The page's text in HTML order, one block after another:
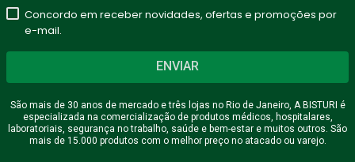
★★★★★
Seu nome
Endereço de email
Concordo em receber novidades, ofertas e promoções por
e-mail.
ENVIAR
São mais de 30 anos de mercado e três lojas no Rio de Janeiro, A BISTURI é
especializada na comercialização de produtos médicos, hospitalares,
laboratoriais, segurança no trabalho, saúde e bem-estar e muitos outros. São
mais de 15.000 produtos com o melhor preço no atacado ou varejo.